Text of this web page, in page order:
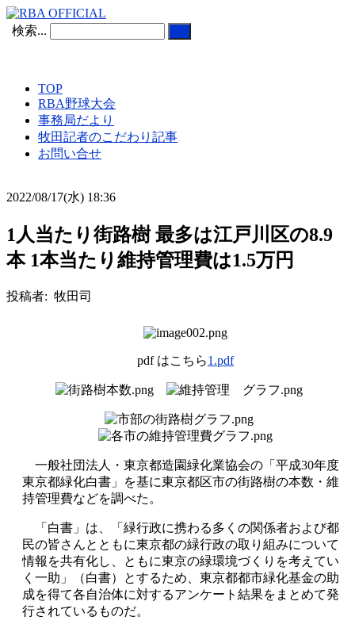
検索...
TOP
RBA野球大会
事務局だより
牧田記者のこだわり記事
お問い合せ
2022/08/17(水) 18:36
1人当たり街路樹 最多は江戸川区の8.9
本 1本当たり維持管理費は1.5万円
投稿者: 牧田司
pdf はこちら1.pdf
一般社団法人・東京都造園緑化業協会の「平成30年度
東京都緑化白書」を基に東京都区市の街路樹の本数・維
持管理費などを調べた。
「白書」は、「緑行政に携わる多くの関係者および都
民の皆さんとともに東京都の緑行政の取り組みについて
情報を共有化し、ともに東京の緑環境づくりを考えてい
く一助」（白書）とするため、東京都都市緑化基金の助
成を得て各自治体に対するアンケート結果をまとめて発
行されているものだ。